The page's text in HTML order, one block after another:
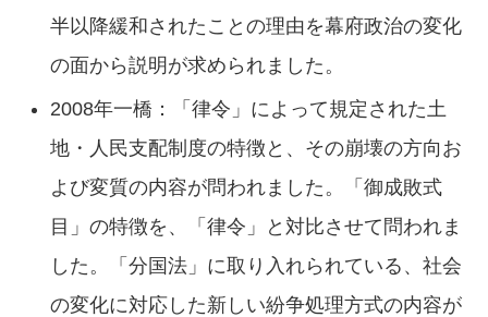
半以降緩和されたことの理由を幕府政治の変化
の面から説明が求められました。
2008年一橋：「律令」によって規定された土
地・人民支配制度の特徴と、その崩壊の方向お
よび変質の内容が問われました。「御成敗式
目」の特徴を、「律令」と対比させて問われま
した。「分国法」に取り入れられている、社会
の変化に対応した新しい紛争処理方式の内容が